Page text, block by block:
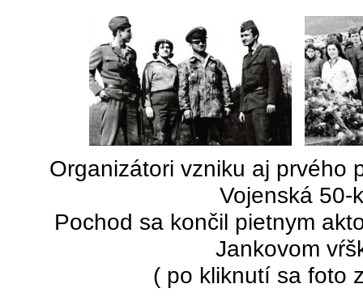
Organizátori vzniku aj prvého
Vojenská 50-
Pochod sa končil pietnym
Jankovom
( po kliknutí sa foto